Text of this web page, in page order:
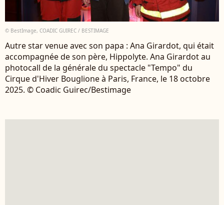
© BestImage, COADIC GUIREC / BESTIMAGE
Autre star venue avec son papa : Ana Girardot, qui était
accompagnée de son père, Hippolyte. Ana Girardot au
photocall de la générale du spectacle "Tempo" du
Cirque d'Hiver Bouglione à Paris, France, le 18 octobre
2025. © Coadic Guirec/Bestimage